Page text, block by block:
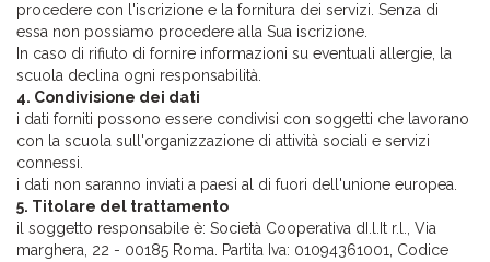
procedere con l'iscrizione e la fornitura dei servizi. Senza di
essa non possiamo procedere alla Sua iscrizione.
In caso di rifiuto di fornire informazioni su eventuali allergie, la
scuola declina ogni responsabilità.
4. Condivisione dei dati
i dati forniti possono essere condivisi con soggetti che lavorano
con la scuola sull'organizzazione di attività sociali e servizi
connessi.
i dati non saranno inviati a paesi al di fuori dell'unione europea.
5. Titolare del trattamento
il soggetto responsabile è: Società Cooperativa dI.l.It r.l., Via
marghera, 22 - 00185 Roma. Partita Iva: 01094361001, Codice